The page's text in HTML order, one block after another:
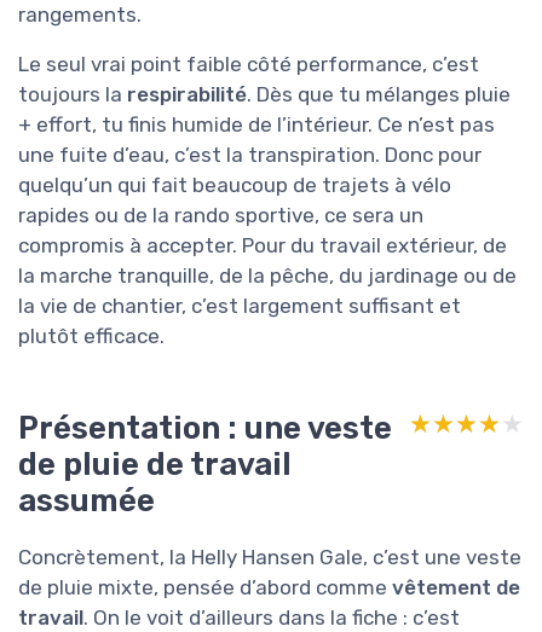
rangements.
Le seul vrai point faible côté performance, c’est
toujours la respirabilité. Dès que tu mélanges pluie
+ effort, tu finis humide de l’intérieur. Ce n’est pas
une fuite d’eau, c’est la transpiration. Donc pour
quelqu’un qui fait beaucoup de trajets à vélo
rapides ou de la rando sportive, ce sera un
compromis à accepter. Pour du travail extérieur, de
la marche tranquille, de la pêche, du jardinage ou de
la vie de chantier, c’est largement suffisant et
plutôt efficace.
Présentation : une veste
de pluie de travail
assumée
★★★★★
★★★★★
Concrètement, la Helly Hansen Gale, c’est une veste
de pluie mixte, pensée d’abord comme vêtement de
travail. On le voit d’ailleurs dans la fiche : c’est